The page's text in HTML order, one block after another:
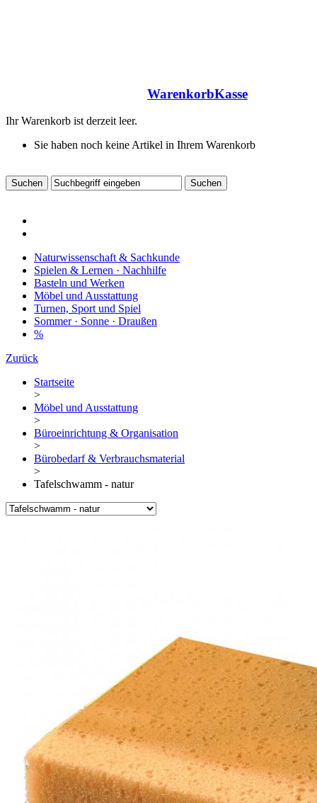
WarenkorbKasse
Ihr Warenkorb ist derzeit leer.
Sie haben noch keine Artikel in Ihrem Warenkorb
Naturwissenschaft & Sachkunde
Spielen & Lernen · Nachhilfe
Basteln und Werken
Möbel und Ausstattung
Turnen, Sport und Spiel
Sommer · Sonne · Draußen
%
Zurück
Startseite
>
Möbel und Ausstattung
>
Büroeinrichtung & Organisation
>
Bürobedarf & Verbrauchsmaterial
>
Tafelschwamm - natur